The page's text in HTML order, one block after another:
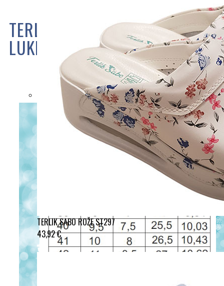
TERLIK SABO ROŽE ST297
43,92 €
TERLIK SABO MASSAGE BELI Z
LUKNJICAMI ST515
54,90 € TABELA VELIKOST